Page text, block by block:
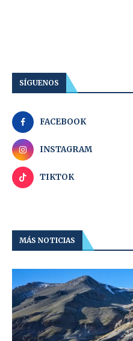
SÍGUENOS
FACEBOOK
INSTAGRAM
TIKTOK
MÁS NOTICIAS